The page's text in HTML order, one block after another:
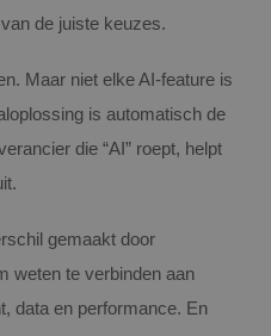
de juiste keuzes.
Maar niet elke AI-feature is
is automatisch de
die “AI” roept, helpt
gemaakt door
weten te verbinden aan
data en performance. En